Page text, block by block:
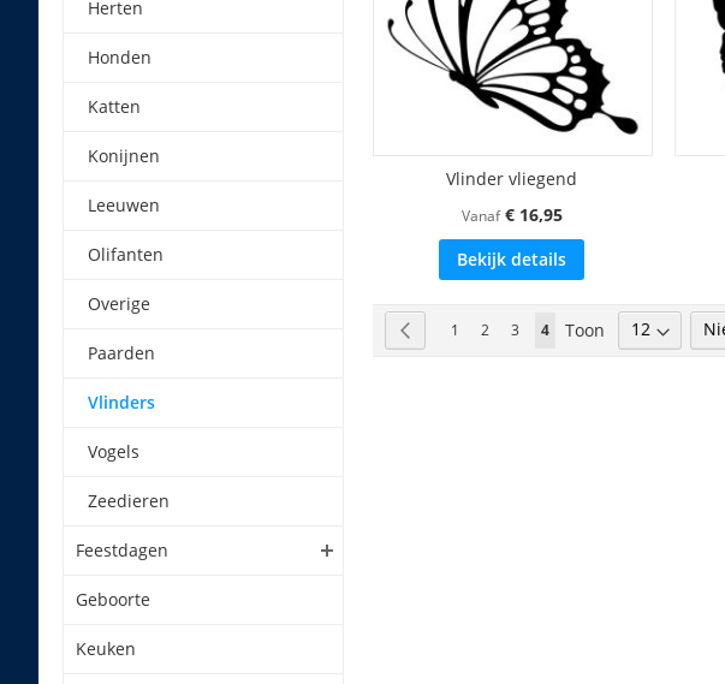
Vlinder vliegend
Vanaf € 16,95
Bekijk details
PaginaPagina
VorigePagina
1 Pagina
2 Pagina
3 U lees momenteel pagina
4 Toon
Herten
Honden
Katten
Konijnen
Leeuwen
Olifanten
Overige
Paarden
Vlinders
Vogels
Zeedieren
Feestdagen
Geboorte
Keuken